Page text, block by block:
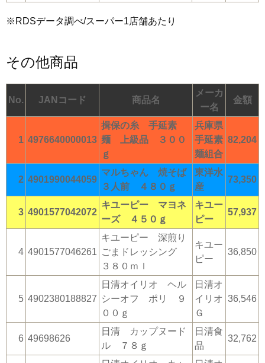
※RDSデータ調べ/スーパー1店舗あたり
その他商品
No. JANコード 商品名
メーカ
ー名
金額
1 4976640000013
揖保の糸 手延素
麺 上級品 ３００
ｇ
兵庫県
手延素
麺組合
82,204
2 4901990044059
マルちゃん 焼そば
３人前 ４８０ｇ
東洋水
産
73,350
3 4901577042072
キユーピー マヨネ
ーズ ４５０ｇ
キユー
ピー
57,937
4 4901577046261
キユーピー 深煎り
ごまドレッシング
３８０ｍｌ
キユー
ピー
36,850
5 4902380188827
日清オイリオ ヘル
シーオフ ポリ ９
００ｇ
日清オ
イリオ
Ｇ
36,546
6 49698626
日清 カップヌード
ル ７８ｇ
日清食
品
32,762